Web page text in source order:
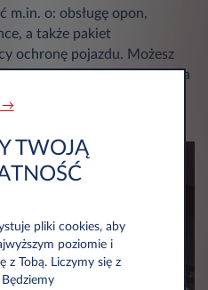
m.in. o: obsługę opon,
a także pakiet
ochronę pojazdu. Możesz
oferty, które pozwolą Ci na
miesięcznej racie.
→
TWOJĄ
pliki cookies, aby
poziomie i
z Tobą. Liczymy się z